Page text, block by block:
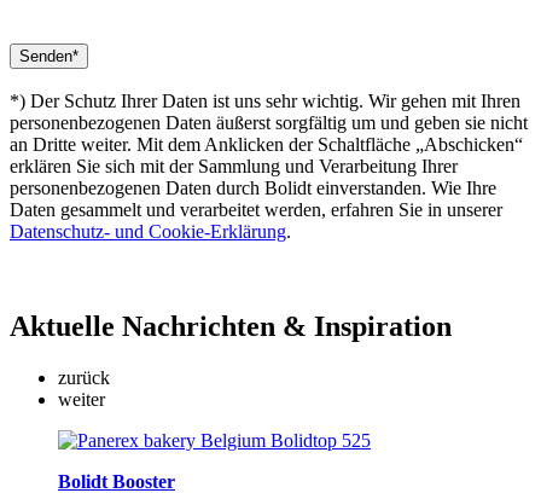
*) Der Schutz Ihrer Daten ist uns sehr wichtig. Wir gehen mit Ihren
personenbezogenen Daten äußerst sorgfältig um und geben sie nicht
an Dritte weiter. Mit dem Anklicken der Schaltfläche „Abschicken“
erklären Sie sich mit der Sammlung und Verarbeitung Ihrer
personenbezogenen Daten durch Bolidt einverstanden. Wie Ihre
Daten gesammelt und verarbeitet werden, erfahren Sie in unserer
Datenschutz- und Cookie-Erklärung.
Aktuelle Nachrichten & Inspiration
zurück
weiter
Bolidt Booster